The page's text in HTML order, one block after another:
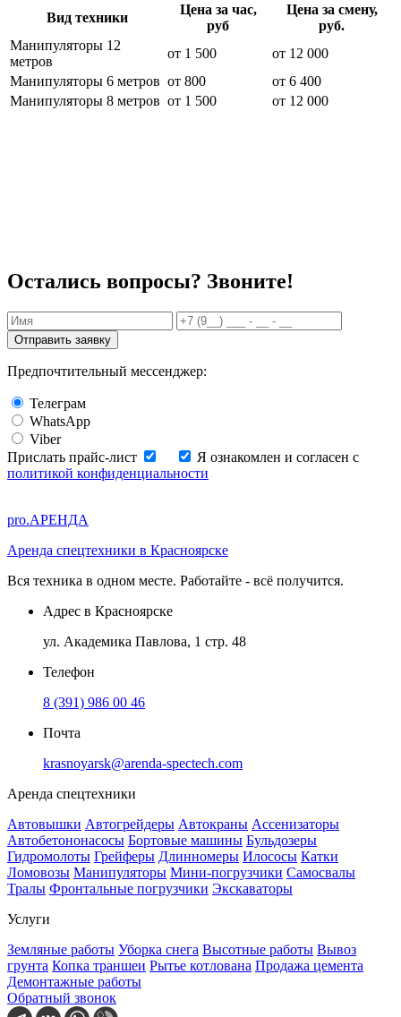
Вид техники
Цена за час,
руб
Цена за смену,
руб.
Манипуляторы 12
метров
от 1 500
от 12 000
Манипуляторы 6 метров от 800
от 6 400
Манипуляторы 8 метров от 1 500 от 12 000
Остались вопросы? Звоните!
Отправить заявку
Предпочтительный мессенджер:
Телеграм
WhatsApp
Viber
Прислать прайс-лист
Я ознакомлен и согласен с
политикой конфиденциальности
pro.АРЕНДА
Аренда спецтехники в Красноярске
Вся техника в одном месте. Работайте - всё получится.
Адрес в Красноярске
ул. Академика Павлова, 1 стр. 48
Телефон
8 (391) 986 00 46
Почта
krasnoyarsk@arenda-spectech.com
Аренда спецтехники
Автовышки Автогрейдеры Автокраны Ассенизаторы
Автобетононасосы Бортовые машины Бульдозеры
Гидромолоты Грейферы Длинномеры Илососы Катки
Ломовозы Манипуляторы Мини-погрузчики Самосвалы
Тралы Фронтальные погрузчики Экскаваторы
Услуги
Земляные работы Уборка снега Высотные работы Вывоз
грунта Копка траншеи Рытье котлована Продажа цемента
Демонтажные работы
Обратный звонок